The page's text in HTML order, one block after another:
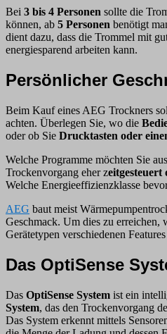
Bei 3 bis 4 Personen sollte die
können, ab 5 Personen benötigt
dient dazu, dass die Trommel mit
energiesparend arbeiten kann.
Persönlicher
Beim Kauf eines AEG Trockners
achten. Überlegen Sie, wo die
oder ob Sie Drucktasten oder
Welche Programme möchten Sie
Trockenvorgang eher zeitgesteuert
Welche Energieeffizienzklasse
AEG baut meist
Geschmack. Um dies zu erreichen,
Gerätetypen verschiedenen
Das OptiSense
Das OptiSense System ist ein
System, das den Trockenvorgang
Das System erkennt mittels